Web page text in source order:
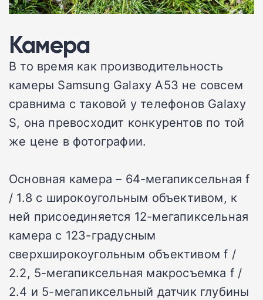
Камера
В то время как производительность
камеры Samsung Galaxy A53 не совсем
сравнима с таковой у телефонов Galaxy
S, она превосходит конкурентов по той
же цене в фотографии.
Основная камера – 64-мегапиксельная f
/ 1.8 с широкоугольным объективом, к
ней присоединяется 12-мегапиксельная
камера с 123-градусным
сверхширокоугольным объективом f /
2.2, 5-мегапиксельная макросъемка f /
2.4 и 5-мегапиксельный датчик глубины